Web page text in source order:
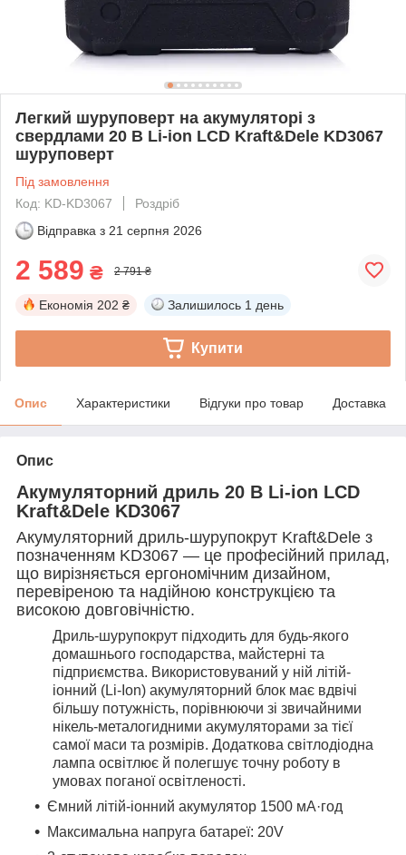
Легкий шуруповерт на акумуляторі з
свердлами 20 В Li-ion LCD Kraft&Dele KD3067
шуруповерт
Під замовлення
Код: KD-KD3067
Роздріб
Відправка з 21 серпня 2026
2 589 ₴ 2 791 ₴
Економія 202 ₴ Залишилось 1 день
Купити
Опис Характеристики Відгуки про товар Доставка
Опис
Акумуляторний дриль 20 В Li-ion LCD
Kraft&Dele KD3067
Акумуляторний дриль-шурупокрут Kraft&Dele з
позначенням KD3067 — це професійний прилад,
що вирізняється ергономічним дизайном,
перевіреною та надійною конструкцією та
високою довговічністю.
Дриль-шурупокрут підходить для будь-якого
домашнього господарства, майстерні та
підприємства. Використовуваний у ній літій-
іонний (Li-Ion) акумуляторний блок має вдвічі
більшу потужність, порівнюючи зі звичайними
нікель-металогидними акумуляторами за тієї
самої маси та розмірів. Додаткова світлодіодна
лампа освітлює й полегшує точну роботу в
умовах поганої освітленості.
Ємний літій-іонний акумулятор 1500 мА·год
Максимальна напруга батареї: 20V